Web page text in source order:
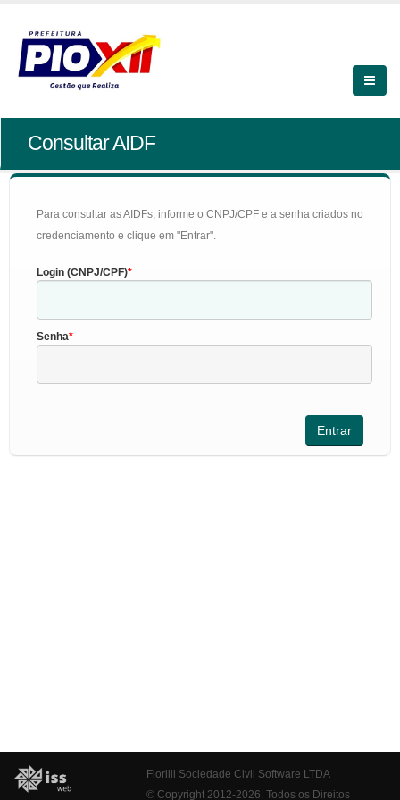
Consultar AIDF
Para consultar as AIDFs, informe o CNPJ/CPF e a senha criados no
credenciamento e clique em "Entrar".
Login (CNPJ/CPF)
Senha
Fiorilli Sociedade Civil Software LTDA
© Copyright 2012-2026. Todos os Direitos